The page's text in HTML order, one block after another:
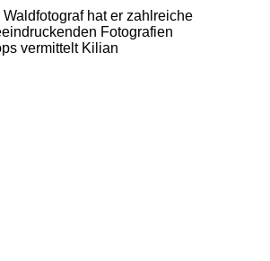
hat er zahlreiche
Fotografien
vermittelt Kilian
gruppenworkshops & fototouren